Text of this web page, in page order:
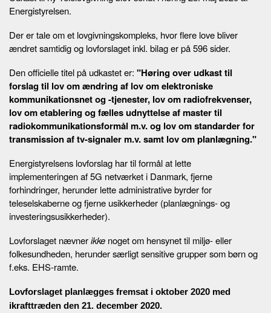
Energistyrelsen.
Der er tale om et lovgivningskompleks, hvor flere love bliver
ændret samtidig og lovforslaget inkl. bilag er på 596 sider.
Den officielle titel på udkastet er: "Høring over udkast til
forslag til lov om ændring af lov om elektroniske
kommunikationsnet og -tjenester, lov om radiofrekvenser,
lov om etablering og fælles udnyttelse af master til
radiokommunikationsformål m.v. og lov om standarder for
transmission af tv-signaler m.v. samt lov om planlægning."
Energistyrelsens lovforslag har til formål at lette
implementeringen af 5G netværket i Danmark, fjerne
forhindringer, herunder lette administrative byrder for
teleselskaberne og fjerne usikkerheder (planlægnings- og
investeringsusikkerheder).
Lovforslaget nævnerikke noget om hensynet til miljø- eller
folkesundheden, herunder særligt sensitive grupper som børn og
f.eks. EHS-ramte.
Lovforslaget planlægges fremsat i oktober 2020 med
ikrafttræden den 21. december 2020.